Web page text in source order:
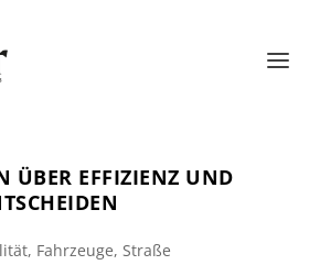
ÜBER EFFIZIENZ UND
, Fahrzeuge,Straße